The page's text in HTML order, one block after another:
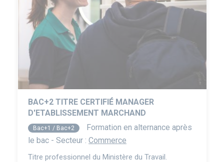
BAC+2 TITRE CERTIFIÉ MANAGER
D'ETABLISSEMENT MARCHAND
Bac+1 / Bac+2
Formation en alternance après
le bac - Secteur : Commerce
Titre professionnel du Ministère du Travail.